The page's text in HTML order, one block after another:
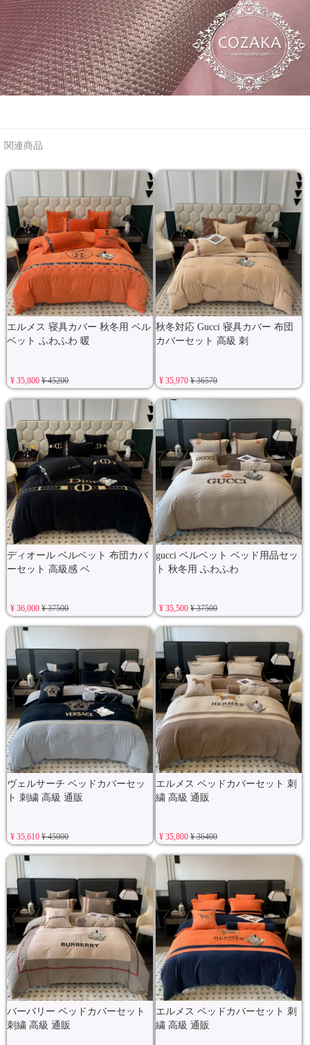
関連商品
エルメス 寝具カバー 秋冬用 ベル
ベット ふわふわ 暖
¥ 35,800¥ 45200
秋冬対応 Gucci 寝具カバー 布団
カバーセット 高級 刺
¥ 35,970¥ 36570
ディオール ベルベット 布団カバ
ーセット 高級感 ベ
¥ 36,000¥ 37500
gucci ベルベット ベッド用品セッ
ト 秋冬用 ふわふわ
¥ 35,500¥ 37500
ヴェルサーチ ベッドカバーセッ
ト 刺繍 高級 通販
¥ 35,610¥ 45000
エルメス ベッドカバーセット 刺
繍 高級 通販
¥ 35,800¥ 36400
バーバリー ベッドカバーセット
刺繍 高級 通販
エルメス ベッドカバーセット 刺
繍 高級 通販